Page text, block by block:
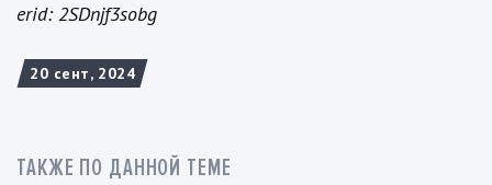
erid: 2SDnjf3sobg
20 сент, 2024
ТАКЖЕ ПО ДАННОЙ ТЕМЕ